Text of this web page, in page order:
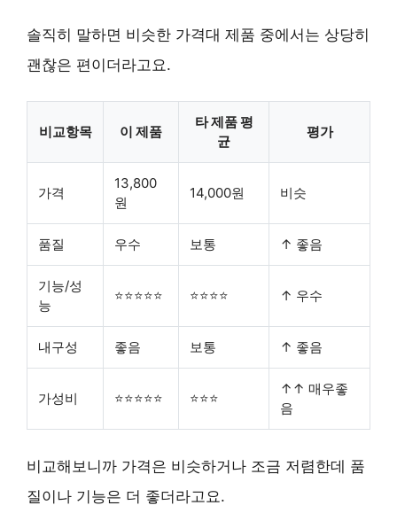
솔직히 말하면 비슷한 가격대 제품 중에서는 상당히
괜찮은 편이더라고요.
비교항목 이 제품
타 제품 평
균
평가
가격
13,800
원
14,000원 비슷
품질 우수 보통 ↑ 좋음
기능/성
능
⭐⭐⭐⭐⭐ ⭐⭐⭐⭐ ↑ 우수
내구성 좋음 보통 ↑ 좋음
가성비 ⭐⭐⭐⭐⭐ ⭐⭐⭐
↑↑ 매우좋
음
비교해보니까 가격은 비슷하거나 조금 저렴한데 품
질이나 기능은 더 좋더라고요.